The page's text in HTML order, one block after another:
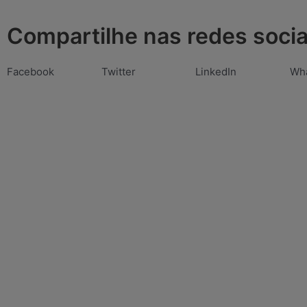
Compartilhe nas redes
Facebook Twitter LinkedIn